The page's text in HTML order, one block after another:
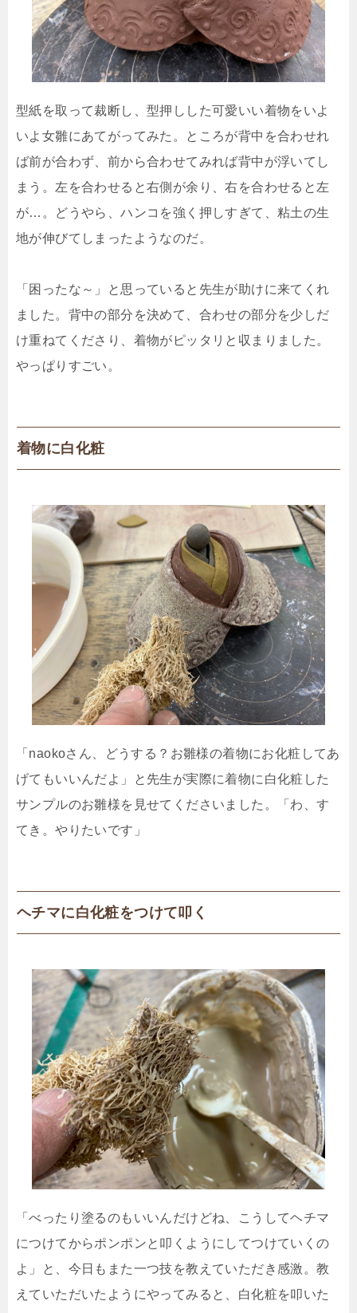
型紙を取って裁断し、型押しした可愛いい着物をいよ
いよ女雛にあてがってみた。ところが背中を合わせれ
ば前が合わず、前から合わせてみれば背中が浮いてし
まう。左を合わせると右側が余り、右を合わせると左
が…。どうやら、ハンコを強く押しすぎて、粘土の生
地が伸びてしまったようなのだ。
「困ったな～」と思っていると先生が助けに来てくれ
ました。背中の部分を決めて、合わせの部分を少しだ
け重ねてくださり、着物がピッタリと収まりました。
やっぱりすごい。
着物に白化粧
「naokoさん、どうする？お雛様の着物にお化粧してあ
げてもいいんだよ」と先生が実際に着物に白化粧した
サンプルのお雛様を見せてくださいました。「わ、す
てき。やりたいです」
ヘチマに白化粧をつけて叩く
「べったり塗るのもいいんだけどね、こうしてヘチマ
につけてからポンポンと叩くようにしてつけていくの
よ」と、今日もまた一つ技を教えていただき感激。教
えていただいたようにやってみると、白化粧を叩いた